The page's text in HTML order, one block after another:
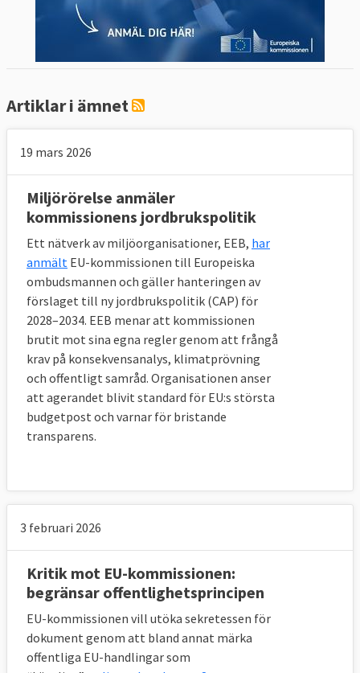
Artiklar i ämnet
19 mars 2026
Miljörörelse anmäler
kommissionens jordbrukspolitik
Ett nätverk av miljöorganisationer, EEB, har
anmält EU-kommissionen till Europeiska
ombudsmannen och gäller hanteringen av
förslaget till ny jordbrukspolitik (CAP) för
2028–2034. EEB menar att kommissionen
brutit mot sina egna regler genom att frångå
krav på konsekvensanalys, klimatprövning
och offentligt samråd. Organisationen anser
att agerandet blivit standard för EU:s största
budgetpost och varnar för bristande
transparens.
3 februari 2026
Kritik mot EU-kommissionen:
begränsar offentlighetsprincipen
EU-kommissionen vill utöka sekretessen för
dokument genom att bland annat märka
offentliga EU-handlingar som